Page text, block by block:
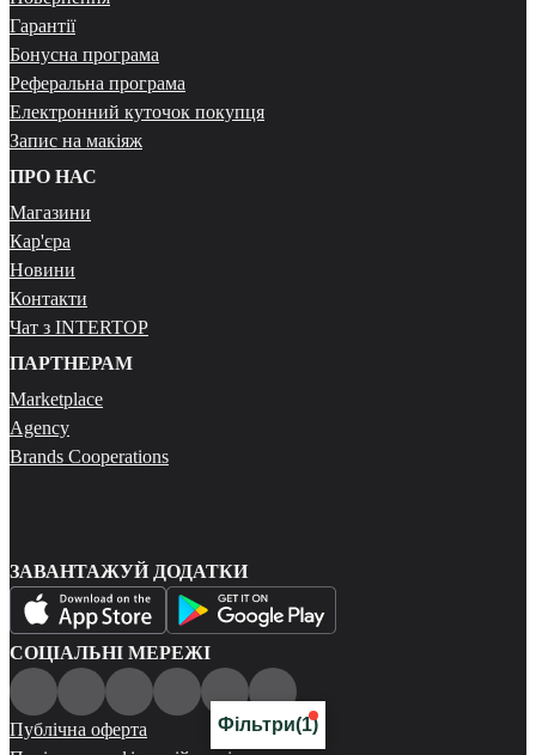
Фільтри(1)
Гарантії
Бонусна програма
Реферальна програма
Електронний куточок покупця
Запис на макіяж
ПРО НАС
Магазини
Кар'єра
Новини
Контакти
Чат з INTERTOP
ПАРТНЕРАМ
Marketplace
Agency
Brands Cooperations
ЗАВАНТАЖУЙ ДОДАТКИ
СОЦІАЛЬНІ МЕРЕЖІ
Публічна оферта